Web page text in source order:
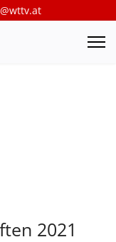
2021